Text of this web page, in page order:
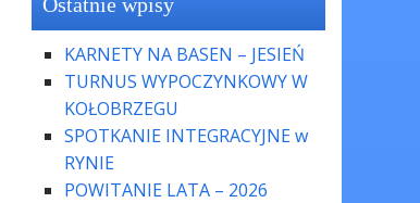
KARNETY NA BASEN – JESIEŃ
TURNUS WYPOCZYNKOWY W
KOŁOBRZEGU
SPOTKANIE INTEGRACYJNE w
RYNIE
POWITANIE LATA – 2026